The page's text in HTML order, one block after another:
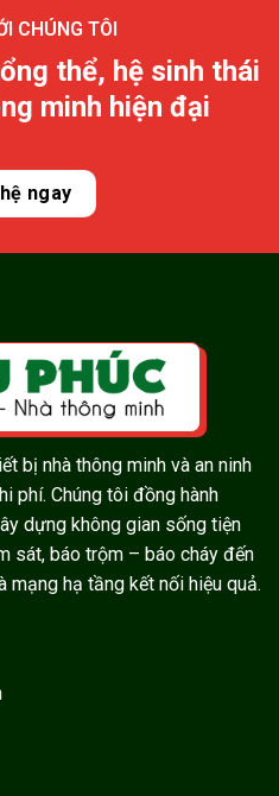
CHÚNG TÔI
thể, hệ sinh thái
minh hiện đại
ngay
bị nhà thông minh và an ninh
phí. Chúng tôi đồng hành
dựng không gian sống tiện
sát, báo trộm – báo cháy đến
mạng hạ tầng kết nối hiệu quả.